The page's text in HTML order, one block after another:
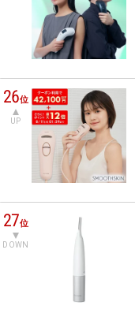
26位
UP
27位
DOWN